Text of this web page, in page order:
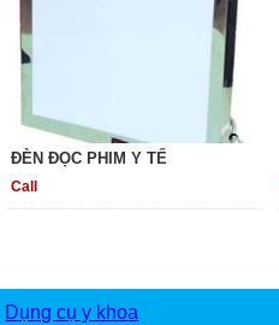
ĐÈN ĐỌC PHIM Y TẾ
Call
Dụng cụ y khoa